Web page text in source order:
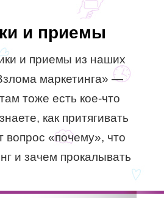
и приемы
и приемы из наших
маркетинга» —
тоже есть кое-что
как притягивать
вопрос «почему», что
и зачем прокалывать